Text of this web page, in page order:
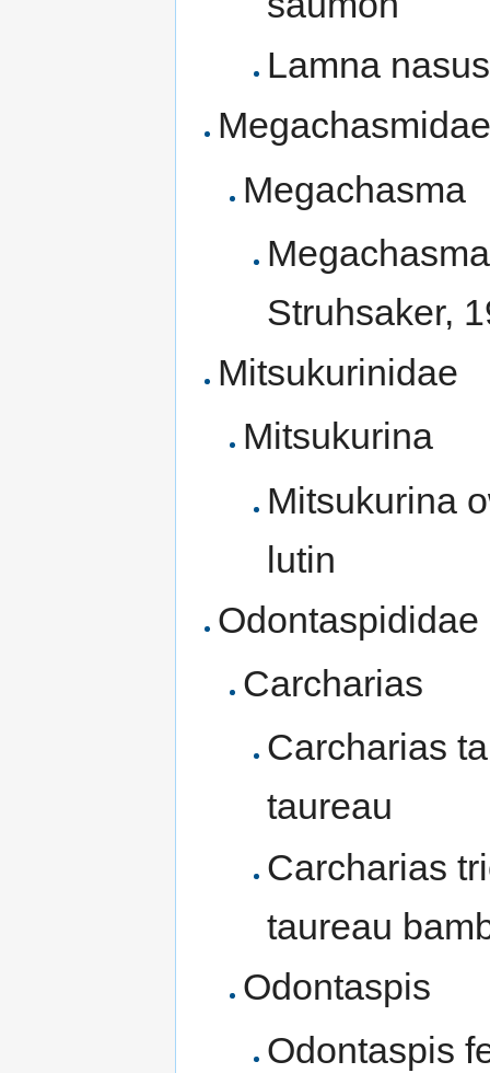
Lamna
Megachasma
Struhsaker,
Mitsukurinidae
Mitsukurina
Mitsukurina
lutin
Odontaspididae
Carcharias
Carcharias
taureau
Carcharias
taureau
Odontaspis
Odontaspis